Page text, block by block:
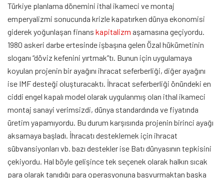
Türkiye planlama dönemini ithal ikameci ve montaj
emperyalizmi sonucunda krizle kapatırken dünya ekonomisi
giderek yoğunlaşan finans kapitalizm aşamasına geçiyordu.
1980 askeri darbe ertesinde işbaşına gelen Özal hükümetinin
sloganı “döviz kefenini yırtmak”tı. Bunun için uygulamaya
koyulan projenin bir ayağını ihracat seferberliği, diğer ayağını
ise IMF desteği oluşturacaktı. İhracat seferberliği önündeki en
ciddi engel kapalı model olarak uygulanmış olan ithal ikameci
montaj sanayi verimsizdi, dünya standardında ve fiyatında
üretim yapamıyordu. Bu durum karşısında projenin birinci ayağı
aksamaya başladı. İhracatı desteklemek için ihracat
sübvansiyonları vb. bazı destekler ise Batı dünyasının tepkisini
çekiyordu. Hal böyle gelişince tek seçenek olarak halkın sıcak
para olarak tanıdığı para operasyonuna başvurmaktan başka